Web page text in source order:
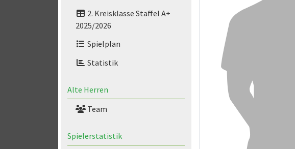
2. Kreisklasse Staffel A+
2025/2026
Spielplan
Statistik
Alte Herren
Team
Spielerstatistik